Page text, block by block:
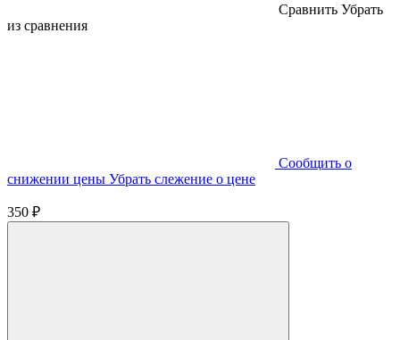
Cравнить Убрать
из сравнения
Cообщить о
снижении цены Убрать слежение о цене
350 ₽